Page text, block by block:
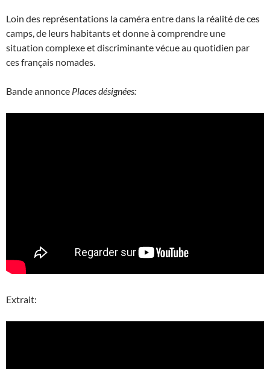
Loin des représentations la caméra entre dans la réalité de ces
camps, de leurs habitants et donne à comprendre une
situation complexe et discriminante vécue au quotidien par
ces français nomades.
Bande annonce Places désignées:
Extrait: